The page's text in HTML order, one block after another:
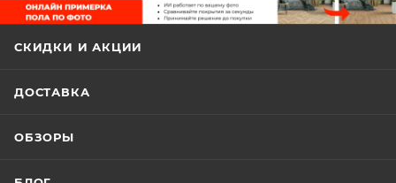
СКИДКИ И АКЦИИ
ДОСТАВКА
ОБЗОРЫ